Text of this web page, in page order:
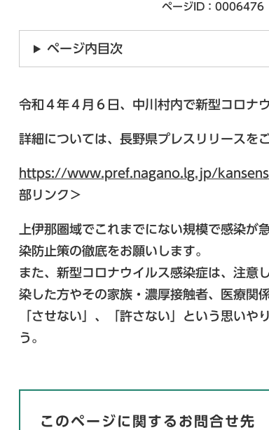
ページID：0006476
ページ内目次
令和４年４月６日、中川村内で新型コロナ
詳細については、長野県プレスリリースを
https://www.pref.nagano.lg.jp/
部リンク＞
上伊那圏域でこれまでにない規模で感染
染防止策の徹底をお願いします。
また、新型コロナウイルス感染症は、注意
染した方やその家族・濃厚接触者、医療関
「させない」、「許さない」という思いや
う。
このページに関するお問合せ先